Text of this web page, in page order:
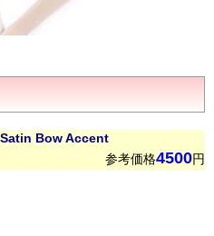
Bow Accent
参考価格4500円